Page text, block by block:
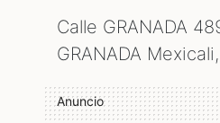
Calle GRANADA
GRANADA
Anuncio